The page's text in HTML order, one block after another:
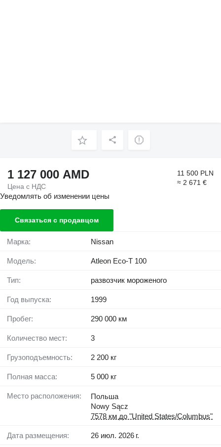
1 127 000 AMD
Цена с НДС
11 500 PLN
≈ 2 671 €
Уведомлять об изменении цены
Связаться с продавцом
Марка: Nissan
Модель: Atleon Eco-T 100
Тип: развозчик мороженого
Год выпуска: 1999
Пробег: 290 000 км
Количество мест: 3
Грузоподъемность: 2 200 кг
Полная масса: 5 000 кг
Место расположения:
Польша
Nowy Sącz
7578 км до "United States/Columbus"
Дата размещения: 26 июл. 2026 г.